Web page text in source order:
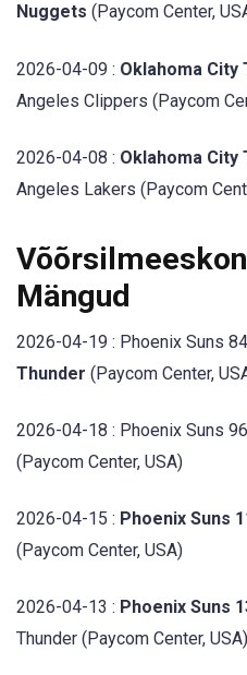
Nuggets (Paycom Center,
2026-04-09 : Oklahoma City
Angeles Clippers (Paycom
2026-04-08 : Oklahoma City
Angeles Lakers (Paycom
Mängud
2026-04-19 : Phoenix Suns
Thunder (Paycom Center,
2026-04-18 : Phoenix Suns
(Paycom Center, USA)
2026-04-15 : Phoenix Suns
(Paycom Center, USA)
2026-04-13 : Phoenix Suns
Thunder (Paycom Center, USA)